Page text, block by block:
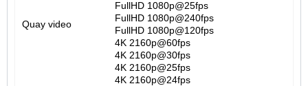
Quay video
FullHD 1080p@25fps
FullHD 1080p@240fps
FullHD 1080p@120fps
4K 2160p@60fps
4K 2160p@30fps
4K 2160p@25fps
4K 2160p@24fps